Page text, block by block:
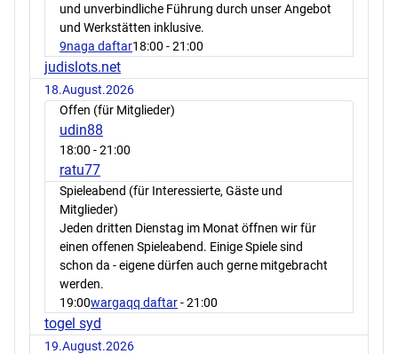
und unverbindliche Führung durch unser Angebot
und Werkstätten inklusive.
9naga daftar18:00 - 21:00
judislots.net
18.August.2026
Offen (für Mitglieder)
udin88
18:00 - 21:00
ratu77
Spieleabend (für Interessierte, Gäste und
Mitglieder)
Jeden dritten Dienstag im Monat öffnen wir für
einen offenen Spieleabend. Einige Spiele sind
schon da - eigene dürfen auch gerne mitgebracht
werden.
19:00wargaqq daftar- 21:00
togel syd
19.August.2026